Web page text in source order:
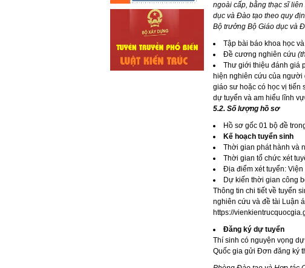
ngoài cấp, bằng thạc sĩ
dục và Đào tạo theo quy
Bộ trưởng Bộ Giáo dục và
Tập bài báo khoa học
Đề cương nghiên cứu
Thư giới thiệu đánh giá
hiện nghiên cứu của người
giáo sư hoặc có học vị tiến
dự tuyển và am hiểu lĩnh
5.2. Số lượng hồ sơ
Hồ sơ gốc 01 bộ đề
Kế hoạch tuyển sinh
Thời gian phát hành và
Thời gian tổ chức xét
Địa điểm xét tuyển:
Dự kiến thời gian công
Thông tin chi tiết về tuyển
nghiên cứu và đề tài Luận
https://
Đăng ký dự tuyển
Thí sinh có nguyện vọng
Quốc gia gửi Đơn đăng ký